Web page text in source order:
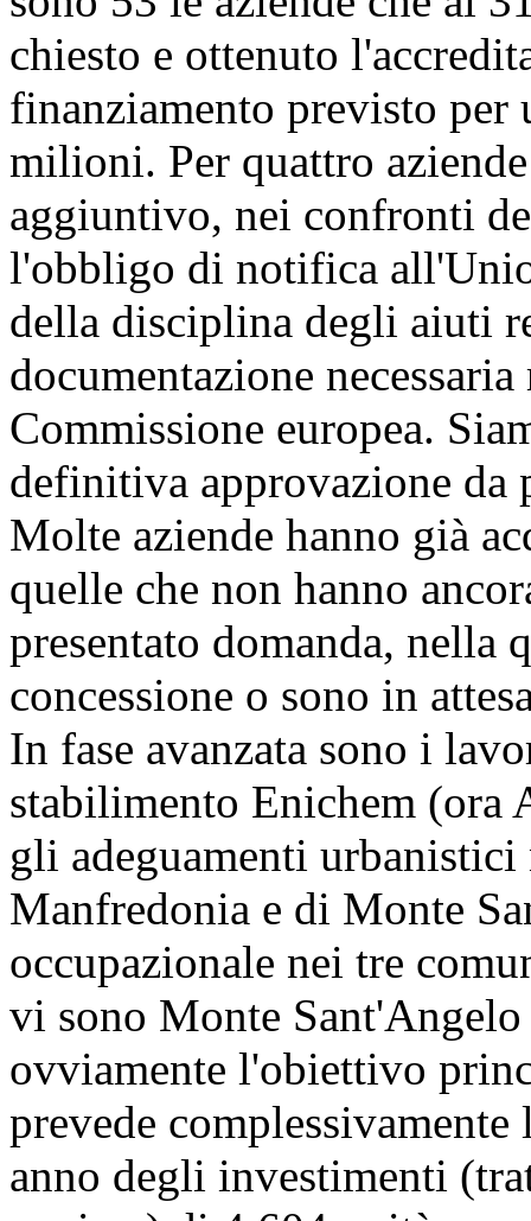
chiesto e ottenuto
finanziamento previsto
milioni. Per quattro
aggiuntivo, nei confronti
l'obbligo di notifica
della disciplina degli aiuti
documentazione
Commissione europea.
definitiva approvazione
Molte aziende hanno già
quelle che non hanno
presentato domanda,
concessione o sono in
In fase avanzata sono i
stabilimento Enichem (ora
gli adeguamenti
Manfredonia e di Monte
occupazionale nei tre
vi sono Monte Sant'Angelo
ovviamente l'obiettivo
prevede
anno degli investimenti